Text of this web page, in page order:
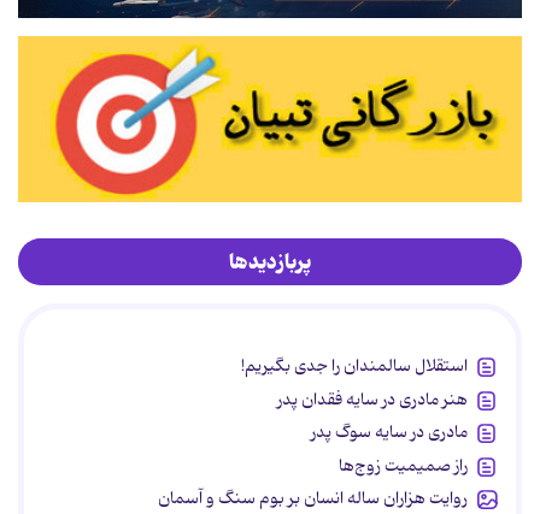
پربازدیدها
استقلال سالمندان را جدی بگیریم!
هنر مادری در سایه‌ فقدان پدر
مادری در سایه سوگ پدر
راز صمیمیت زوج‌ها
روایت هزاران ساله انسان بر بوم سنگ و آسمان